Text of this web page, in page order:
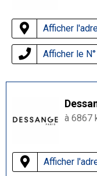
Afficher
Afficher le N°
à 6867
Afficher